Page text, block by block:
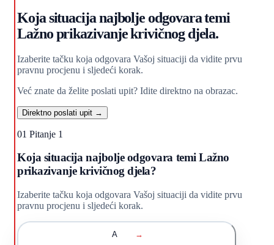
Koja situacija najbolje odgovara temi
Lažno prikazivanje krivičnog djela.
Izaberite tačku koja odgovara Vašoj situaciji da vidite prvu
pravnu procjenu i sljedeći korak.
Već znate da želite poslati upit? Idite direktno na obrazac.
Direktno poslati upit →
01 Pitanje 1
Koja situacija najbolje odgovara temi Lažno
prikazivanje krivičnog djela?
Izaberite tačku koja odgovara Vašoj situaciji da vidite prvu
pravnu procjenu i sljedeći korak.
A →